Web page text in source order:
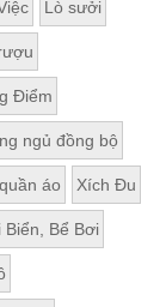
Lò sưởi
Điểm
ngủ đồng bộ
áo Xích Đu
Biển, Bể Bơi